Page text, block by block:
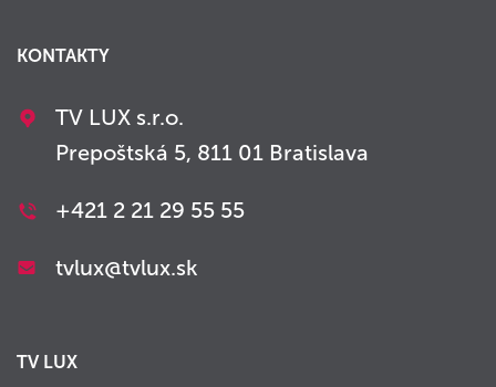
KONTAKTY
TV LUX s.r.o.
Prepoštská 5, 811 01 Bratislava
+421 2 21 29 55 55
tvlux@tvlux.sk
TV LUX